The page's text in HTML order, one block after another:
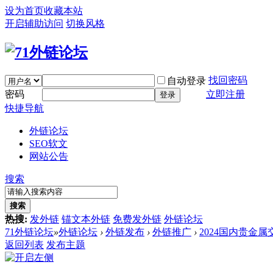
设为首页收藏本站
开启辅助访问 切换风格
自动登录 找回密码
密码
登录
立即注册
快捷导航
外链论坛
SEO软文
网站公告
搜索
搜索
热搜: 发外链 锚文本外链 免费发外链 外链论坛
71外链论坛»外链论坛 › 外链发布 › 外链推广 › 2024国内贵金属
返回列表 发布主题